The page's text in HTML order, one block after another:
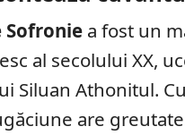
Sofronie a fost un
al secolului XX,
Siluan Athonitul.
are